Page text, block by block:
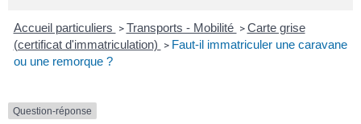
Accueil particuliers > Transports - Mobilité > Carte grise
(certificat d'immatriculation) > Faut-il immatriculer une caravane
ou une remorque ?
Question-réponse